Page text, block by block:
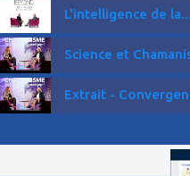
L'intelligence de la...
Science et
Extrait -